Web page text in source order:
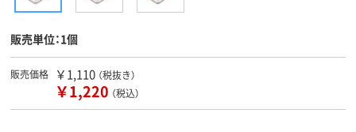
販売単位：1個
販売価格 ￥1,110 （税抜き）
￥1,220 （税込）